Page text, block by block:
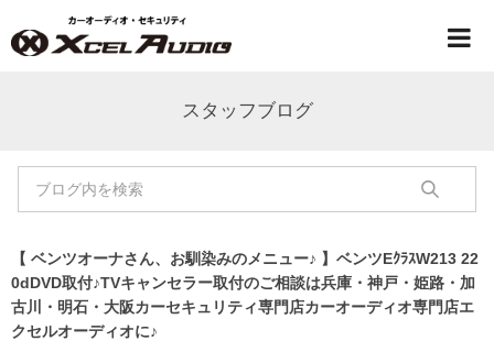
スタッフブログ
【 ベンツオーナさん、お馴染みのメニュー♪ 】ベンツEｸﾗｽW213 22
0dDVD取付♪TVキャンセラー取付のご相談は兵庫・神戸・姫路・加
古川・明石・大阪カーセキュリティ専門店カーオーディオ専門店エ
クセルオーディオに♪